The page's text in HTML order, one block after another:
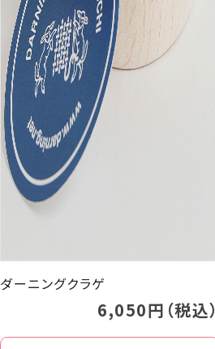
ダーニングクラゲ
6,050円（税込）